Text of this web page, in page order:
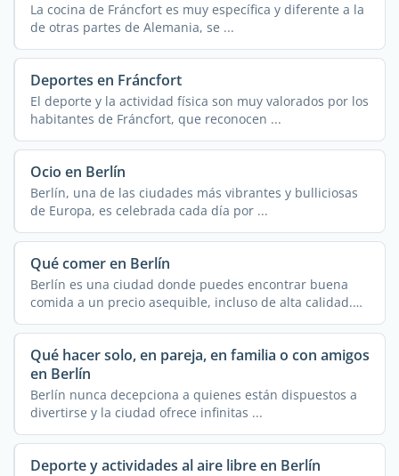
La cocina de Fráncfort es muy específica y diferente a la
de otras partes de Alemania, se ...
Deportes en Fráncfort
El deporte y la actividad física son muy valorados por los
habitantes de Fráncfort, que reconocen ...
Ocio en Berlín
Berlín, una de las ciudades más vibrantes y bulliciosas
de Europa, es celebrada cada día por ...
Qué comer en Berlín
Berlín es una ciudad donde puedes encontrar buena
comida a un precio asequible, incluso de alta calidad.
Un ...
Qué hacer solo, en pareja, en familia o con amigos
en Berlín
Berlín nunca decepciona a quienes están dispuestos a
divertirse y la ciudad ofrece infinitas ...
Deporte y actividades al aire libre en Berlín